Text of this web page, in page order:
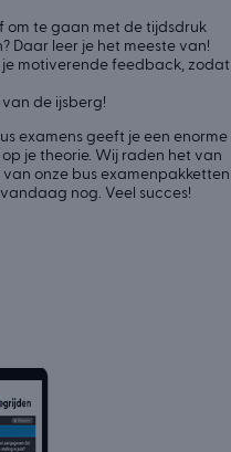
om te gaan met de tijdsdruk
Daar leer je het meeste van!
je motiverende feedback, zodat
de ijsberg!
examens geeft je een enorme
je theorie. Wij raden het van
onze bus examenpakketten
nog. Veel succes!